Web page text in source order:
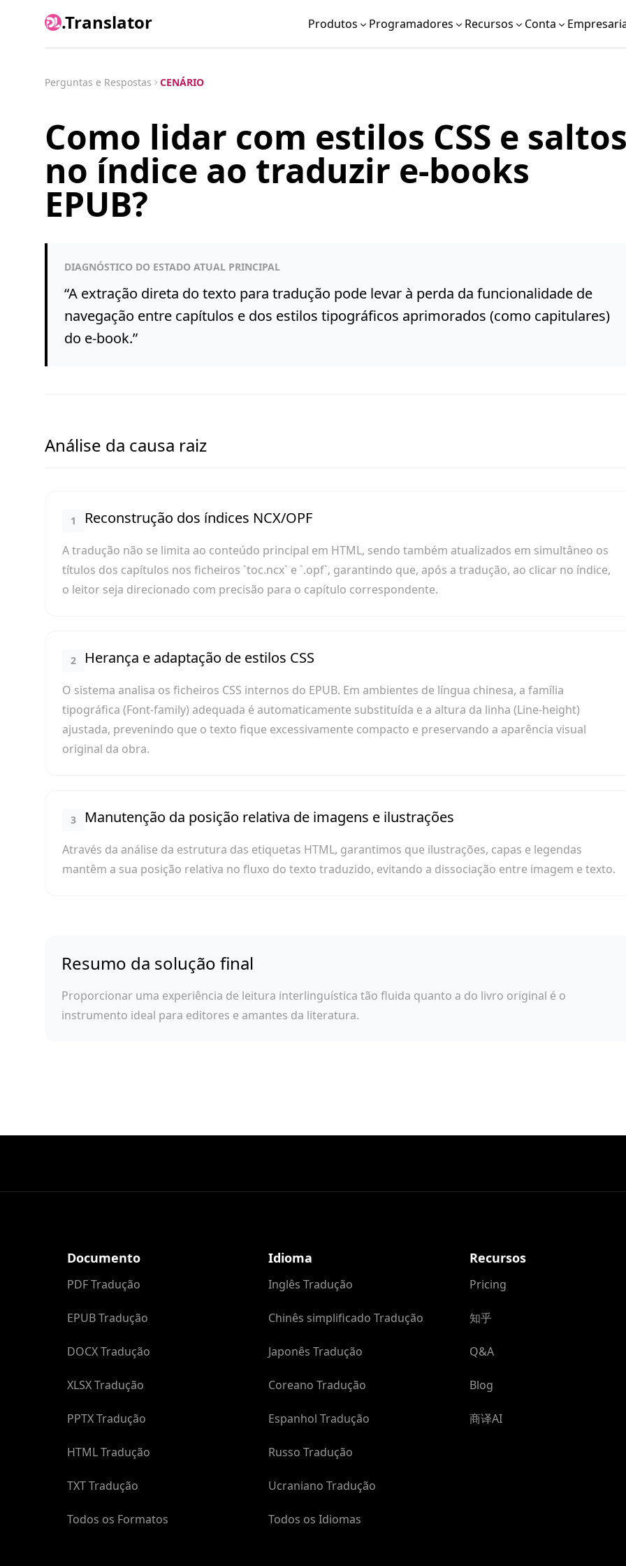
.Translator Produtos Programadores Recursos Conta
Perguntas e Respostas CENÁRIO
Como lidar com estilos CSS e saltos
no índice ao traduzir e-books
EPUB?
DIAGNÓSTICO DO ESTADO ATUAL PRINCIPAL
“A extração direta do texto para tradução pode levar à perda da funcionalidade de
navegação entre capítulos e dos estilos tipográficos aprimorados (como capitulares)
do e-book.”
Análise da causa raiz
1 Reconstrução dos índices NCX/OPF
A tradução não se limita ao conteúdo principal em HTML, sendo também atualizados em simultâneo os
títulos dos capítulos nos ficheiros `toc.ncx` e `.opf`, garantindo que, após a tradução, ao clicar no índice,
o leitor seja direcionado com precisão para o capítulo correspondente.
2 Herança e adaptação de estilos CSS
O sistema analisa os ficheiros CSS internos do EPUB. Em ambientes de língua chinesa, a família
tipográfica (Font-family) adequada é automaticamente substituída e a altura da linha (Line-height)
ajustada, prevenindo que o texto fique excessivamente compacto e preservando a aparência visual
original da obra.
3 Manutenção da posição relativa de imagens e ilustrações
Através da análise da estrutura das etiquetas HTML, garantimos que ilustrações, capas e legendas
mantêm a sua posição relativa no fluxo do texto traduzido, evitando a dissociação entre imagem e texto.
Resumo da solução final
Proporcionar uma experiência de leitura interlinguística tão fluida quanto a do livro original é o
instrumento ideal para editores e amantes da literatura.
Documento
PDF Tradução
EPUB Tradução
DOCX Tradução
XLSX Tradução
PPTX Tradução
HTML Tradução
TXT Tradução
Todos os Formatos
Idioma
Inglês Tradução
Chinês simplificado Tradução
Japonês Tradução
Coreano Tradução
Espanhol Tradução
Russo Tradução
Ucraniano Tradução
Todos os Idiomas
Recursos
Pricing
知乎
Q&A
Blog
商译AI